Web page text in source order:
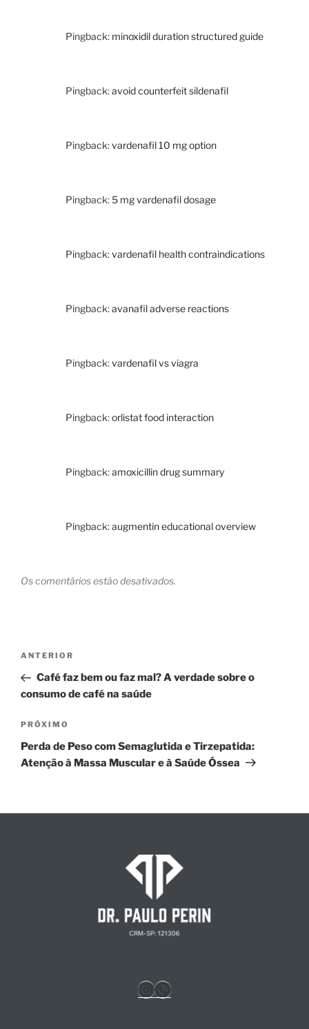
Pingback: minoxidil duration structured guide
Pingback:avoid counterfeit sildenafil
Pingback:vardenafil 10 mg option
Pingback:5 mg vardenafil dosage
Pingback:vardenafil health contraindications
Pingback:avanafil adverse reactions
Pingback:vardenafil vs viagra
Pingback:orlistat food interaction
Pingback:amoxicillin drug summary
Pingback:augmentin educational overview
Os comentários estão desativados.
Navegação
Post
Post
anterior
ANTERIOR
Café faz bem ou faz mal? A verdade sobre o
consumo de café na saúde
Próximo
post
PRÓXIMO
Perda de Peso com Semaglutida e Tirzepatida:
Atenção à Massa Muscular e à Saúde Óssea
Instagram
WhatsApp